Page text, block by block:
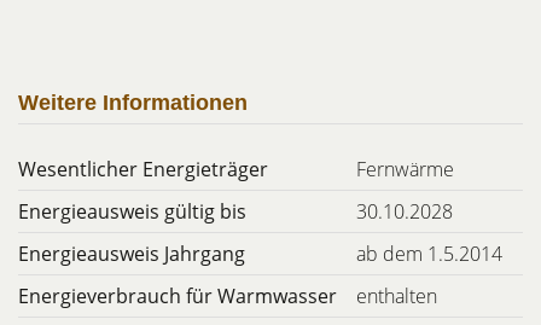
Weitere Informationen
Wesentlicher Energieträger
Fernwärme
Energieausweis gültig bis
30.10.2028
Energieausweis Jahrgang
ab dem 1.5.2014
Energieverbrauch für Warmwasser
enthalten